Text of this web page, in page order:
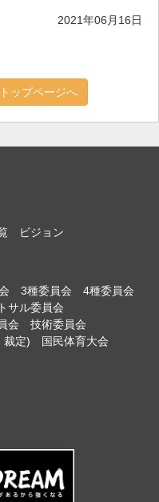
2021年06月16日
トップページへ
ビジョン
3種委員会
4種委員会
サル委員会
会
技術委員会
裁定)
国民体育大会